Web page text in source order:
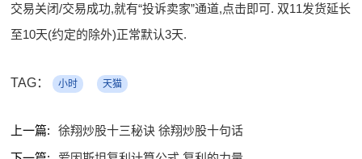
交易关闭/交易成功,就有“投诉卖家”通道,点击即可. 双11发货延长
至10天(约定的除外)正常默认3天.
TAG： 小时 天猫
上一篇:
徐翔炒股十三秘诀 徐翔炒股十句话